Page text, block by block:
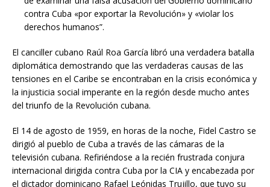
contra Cuba «por exportar la Revolución» y «violar los
derechos humanos”.
El canciller cubano Raúl Roa García libró una verdadera batalla
diplomática demostrando que las verdaderas causas de las
tensiones en el Caribe se encontraban en la crisis económica y
la injusticia social imperante en la región desde mucho antes
del triunfo de la Revolución cubana.
El 14 de agosto de 1959, en horas de la noche, Fidel Castro se
dirigió al pueblo de Cuba a través de las cámaras de la
televisión cubana. Refiriéndose a la recién frustrada conjura
internacional dirigida contra Cuba por la CIA y encabezada por
el dictador dominicano Rafael Leónidas Trujillo, que tuvo su